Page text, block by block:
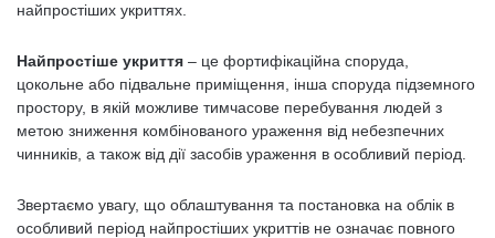
найпростіших укриттях.
Найпростіше укриття – це фортифікаційна споруда,
цокольне або підвальне приміщення, інша споруда підземного
простору, в якій можливе тимчасове перебування людей з
метою зниження комбінованого ураження від небезпечних
чинників, а також від дії засобів ураження в особливий період.
Звертаємо увагу, що облаштування та постановка на облік в
особливий період найпростіших укриттів не означає повного